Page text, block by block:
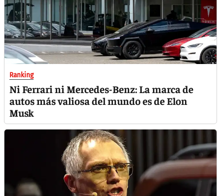
Ranking
Ni Ferrari ni Mercedes-Benz: La marca de
autos más valiosa del mundo es de Elon
Musk